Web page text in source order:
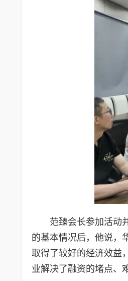
范臻会长参加活动
的基本情况后，他说，
取得了较好的经济效益
业解决了融资的堵点、